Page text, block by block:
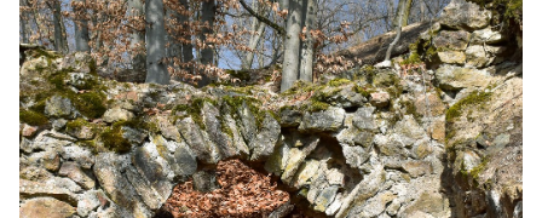
Záver Povstaleckej jesene
Séria podujatí POVSTALECKÁ JESEŇ v Gemeri sa
blíži ku koncu!